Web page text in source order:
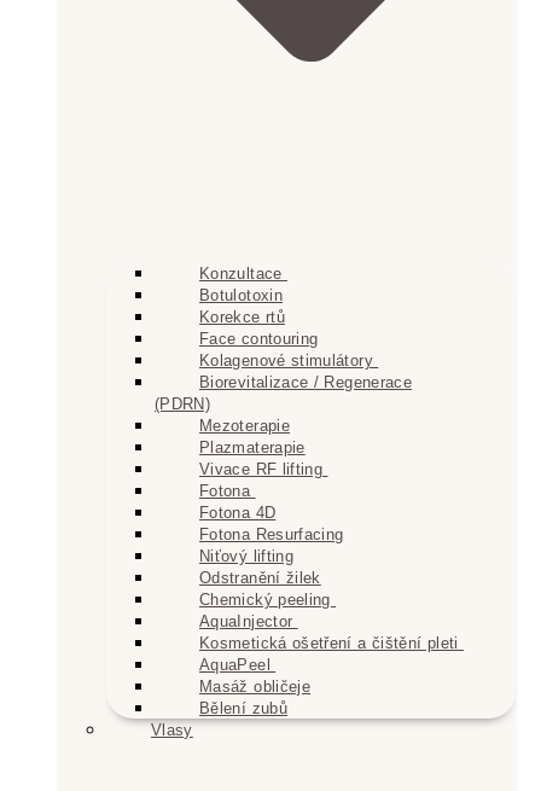
Konzultace
Botulotoxin
Korekce rtů
Face contouring
Kolagenové stimulátory
Biorevitalizace / Regenerace
(PDRN)
Mezoterapie
Plazmaterapie
Vivace RF lifting
Fotona
Fotona 4D
Fotona Resurfacing
Niťový lifting
Odstranění žilek
Chemický peeling
AquaInjector
Kosmetická ošetření a čištění pleti
AquaPeel
Masáž obličeje
Bělení zubů
Vlasy